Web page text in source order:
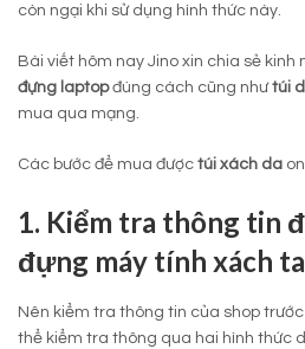
còn ngại khi sử dụng hình thức này.
Bài viết hôm nay Jino xin chia sẻ
đựng laptopđúng cách cũng nhưtúi
mua qua mạng.
Các bước để mua được túi xách da
1. Kiểm tra thông tin
đựng máy tính xách
Nên kiểm tra thông tin của shop
thể kiểm tra thông qua hai hình thức